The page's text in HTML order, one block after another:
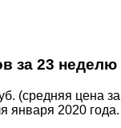
23 неделю
(средняя цена
января 2020 года.